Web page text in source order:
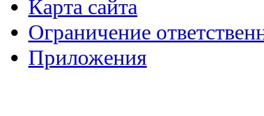
Карта сайта
Ограничение
Приложения